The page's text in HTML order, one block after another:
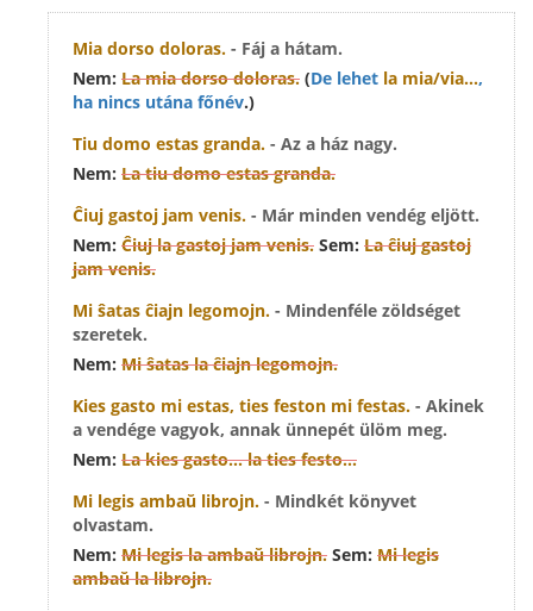
Mia dorso doloras. - Fáj a hátam.
Nem: La miadorso doloras. (De lehet la mia/via...,
ha nincs utána főnév.)
Tiu domo estas granda. - Az a ház nagy.
Nem: La tiudomo estas granda.
Ĉiuj gastoj jam venis. - Már minden vendég eljött.
Nem: Ĉiuj lagastoj jam venis. Sem: La ĉiujgastoj
jam venis.
Mi ŝatas ĉiajn legomojn. - Mindenféle zöldséget
szeretek.
Nem: Mi ŝatasla ĉiajnlegomojn.
Kies gasto mi estas, ties feston mi festas. - Akinek
a vendége vagyok, annak ünnepét ülöm meg.
Nem: La kiesgasto...la tiesfesto...
Mi legis ambaŭ librojn. - Mindkét könyvet
olvastam.
Nem: Mi legisla ambaŭlibrojn. Sem: Mi legis
ambaŭ lalibrojn.